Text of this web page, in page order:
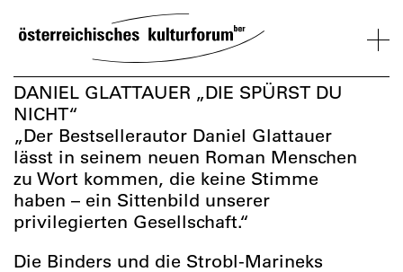
TO
VERANSTALTUNGEN KOSMOS BESUCH ÜBER
VERANSTALTUNGEN
BESUCH
ÜBER
UNS
NETZWERK
DANIEL GLATTAUER „DIE SPÜRST DU
NICHT“
„Der Bestsellerautor Daniel Glattauer
lässt in seinem neuen Roman Menschen
zu Wort kommen, die keine Stimme
haben – ein Sittenbild unserer
privilegierten Gesellschaft.“
Die Binders und die Strobl-Marineks